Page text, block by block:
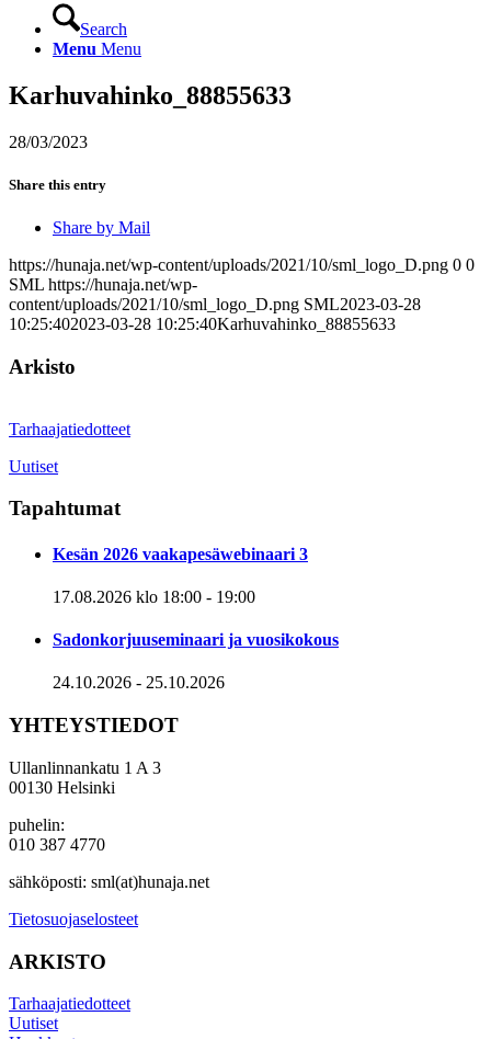
Search
Menu Menu
Karhuvahinko_88855633
28/03/2023
Share this entry
Share by Mail
https://hunaja.net/wp-content/uploads/2021/10/sml_logo_D.png 0 0
SML https://hunaja.net/wp-
content/uploads/2021/10/sml_logo_D.png SML2023-03-28
10:25:402023-03-28 10:25:40Karhuvahinko_88855633
Arkisto
Tarhaajatiedotteet
Uutiset
Tapahtumat
Kesän 2026 vaakapesäwebinaari 3
17.08.2026 klo 18:00 - 19:00
Sadonkorjuuseminaari ja vuosikokous
24.10.2026 - 25.10.2026
YHTEYSTIEDOT
Ullanlinnankatu 1 A 3
00130 Helsinki
puhelin:
010 387 4770
sähköposti: sml(at)hunaja.net
Tietosuojaselosteet
ARKISTO
Tarhaajatiedotteet
Uutiset